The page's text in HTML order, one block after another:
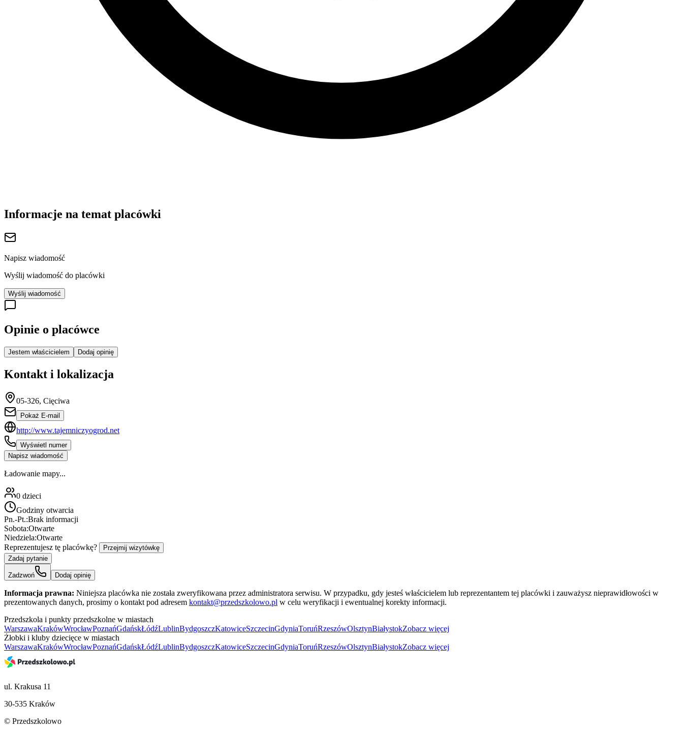
Informacje na temat placówki
Napisz wiadomość
Wyślij wiadomość do placówki
Wyślij wiadomość
Opinie o placówce
Jestem właścicielem Dodaj opinię
Kontakt i lokalizacja
05-326, Cięciwa
Pokaż E-mail
http://www.tajemniczyogrod.net
Wyświetl numer
Napisz wiadomość
Ładowanie mapy...
0 dzieci
Godziny otwarcia
Pn.-Pt.:Brak informacji
Sobota:Otwarte
Niedziela:Otwarte
Reprezentujesz tę placówkę?
Przejmij wizytówkę
Zadaj pytanie
Zadzwoń Dodaj opinię
Informacja prawna: Niniejsza placówka nie została zweryfikowana przez administratora serwisu. W przypadku, gdy jesteś właścicielem lub reprezentantem tej placówki i zauważysz nieprawidłowości w
prezentowanych danych, prosimy o kontakt pod adresem kontakt@przedszkolowo.pl w celu weryfikacji i ewentualnej korekty informacji.
Przedszkola i punkty przedszkolne w miastach
WarszawaKrakówWrocławPoznańGdańskŁódźLublinBydgoszczKatowiceSzczecinGdyniaToruńRzeszówOlsztynBiałystokZobacz więcej
Żłobki i kluby dziecięce w miastach
WarszawaKrakówWrocławPoznańGdańskŁódźLublinBydgoszczKatowiceSzczecinGdyniaToruńRzeszówOlsztynBiałystokZobacz więcej
ul. Krakusa 11
30-535 Kraków
© Przedszkolowo